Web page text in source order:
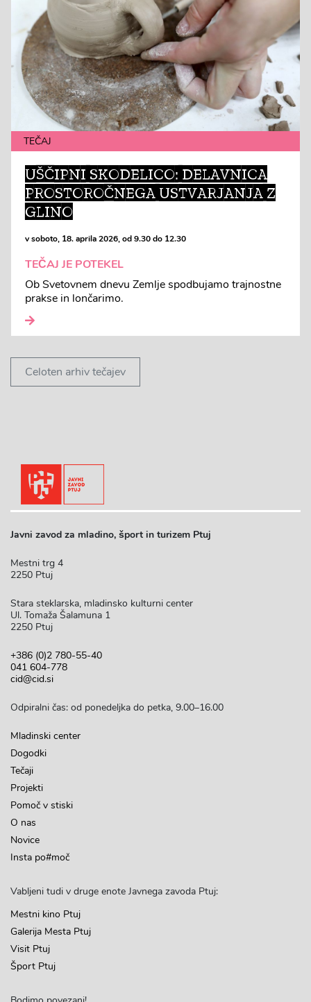
TEČAJ
UŠČIPNI SKODELICO: DELAVNICA
PROSTOROČNEGA USTVARJANJA Z
GLINO
v soboto, 18. aprila 2026, od 9.30 do 12.30
TEČAJ JE POTEKEL
Ob Svetovnem dnevu Zemlje spodbujamo trajnostne
prakse in lončarimo.
Celoten arhiv tečajev
Javni zavod za mladino, šport in turizem Ptuj
Mestni trg 4
2250 Ptuj
Stara steklarska, mladinsko kulturni center
Ul. Tomaža Šalamuna 1
2250 Ptuj
+386 (0)2 780-55-40
041 604-778
cid@cid.si
Odpiralni čas: od ponedeljka do petka, 9.00–16.00
Mladinski center
Dogodki
Tečaji
Projekti
Pomoč v stiski
O nas
Novice
Insta po#moč
Vabljeni tudi v druge enote Javnega zavoda Ptuj:
Mestni kino Ptuj
Galerija Mesta Ptuj
Visit Ptuj
Šport Ptuj